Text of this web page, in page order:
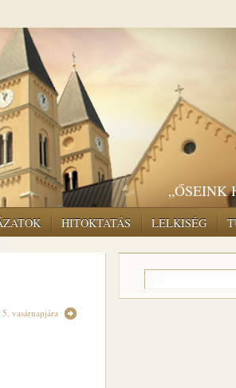
„ŐSEINK
HITOKTATÁS LELKISÉG
vasárnapjára